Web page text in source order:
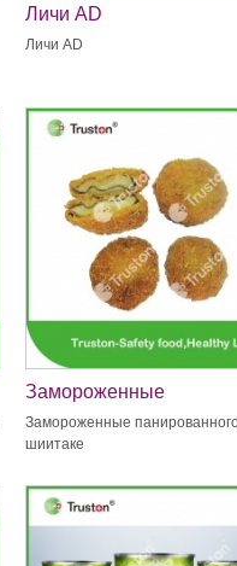
Личи AD
Личи AD
Замороженные
панированного
Замороженные
шиитаке